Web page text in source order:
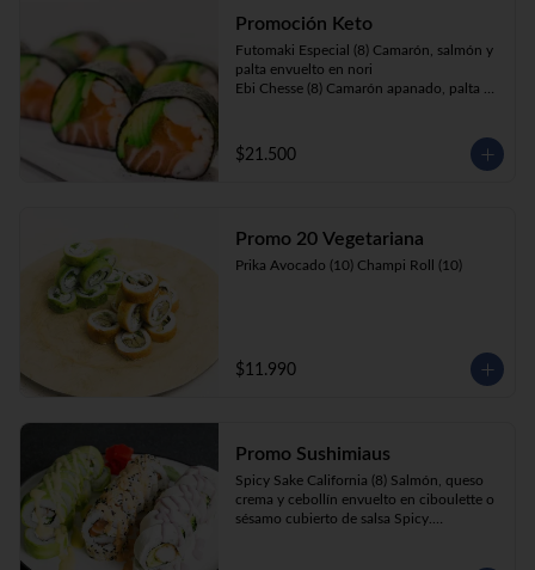
Promoción Keto
Futomaki Especial (8) Camarón, salmón y
palta envuelto en nori
Ebi Chesse (8) Camarón apanado, palta y
Sake Ebi (8) Camarón, salmón, queso
crema y cebollín envuelto en palta.
$21.500
Promo 20 Vegetariana
Prika Avocado (10) Champi Roll (10)
$11.990
Promo Sushimiaus
Spicy Sake California (8) Salmón, queso
crema y cebollín envuelto en ciboulette o
sésamo cubierto de salsa Spicy.